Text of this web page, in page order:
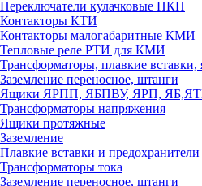
Переключатели кулачковые ПКП
Контакторы КТИ
Контакторы малогабаритные КМИ
Тепловые реле РTИ для КМИ
Трансформаторы, плавкие
Заземление переносное, штанги
Ящики ЯРПП, ЯБПВУ, ЯРП,
Трансформаторы напряжения
Ящики протяжные
Заземление
Плавкие вставки и предохранители
Трансформаторы тока
Заземление переносное, штанги